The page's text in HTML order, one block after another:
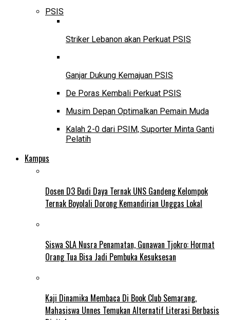
PSIS
Striker Lebanon akan Perkuat PSIS
Ganjar Dukung Kemajuan PSIS
De Poras Kembali Perkuat PSIS
Musim Depan Optimalkan Pemain Muda
Kalah 2-0 dari PSIM, Suporter Minta Ganti
Pelatih
Kampus
Dosen D3 Budi Daya Ternak UNS Gandeng Kelompok
Ternak Boyolali Dorong Kemandirian Unggas Lokal
Siswa SLA Nusra Penamatan, Gunawan Tjokro: Hormat
Orang Tua Bisa Jadi Pembuka Kesuksesan
Kaji Dinamika Membaca Di Book Club Semarang,
Mahasiswa Unnes Temukan Alternatif Literasi Berbasis